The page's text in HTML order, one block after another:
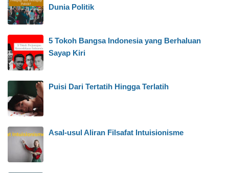
Dunia Politik
5 Tokoh Bangsa Indonesia yang Berhaluan
Sayap Kiri
Puisi Dari Tertatih Hingga Terlatih
Asal-usul Aliran Filsafat Intuisionisme